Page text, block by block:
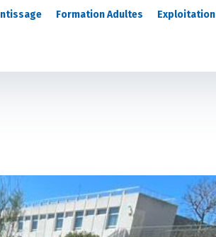
Formation Adultes Exploitation